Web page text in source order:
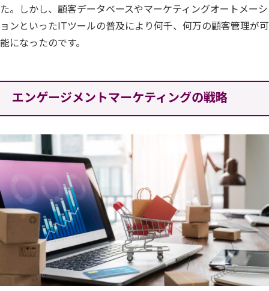
た。しかし、顧客データベースやマーケティングオートメーシ
ョンといったITツールの普及により何千、何万の顧客管理が可
能になったのです。
エンゲージメントマーケティングの戦略